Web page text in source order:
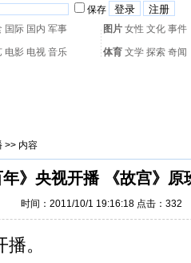
保存
国际 国内 军事 图片 女性 文化 事件
电影 电视 音乐 体育 文学 探索 奇闻
>> 内容
年》央视开播 《故宫》原
时间：2011/10/1 19:16:18 点击： 332
。